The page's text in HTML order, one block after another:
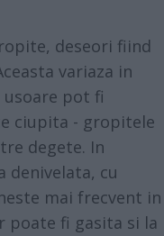
deseori fiind
variaza in
pot fi
ciupita - gropitele
degete. In
denivelata, cu
mai frecvent in
poate fi gasita si la